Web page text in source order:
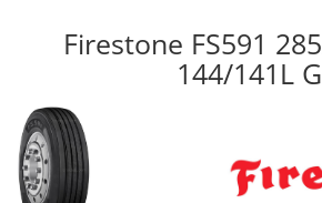
Firestone FS591
144/141L G